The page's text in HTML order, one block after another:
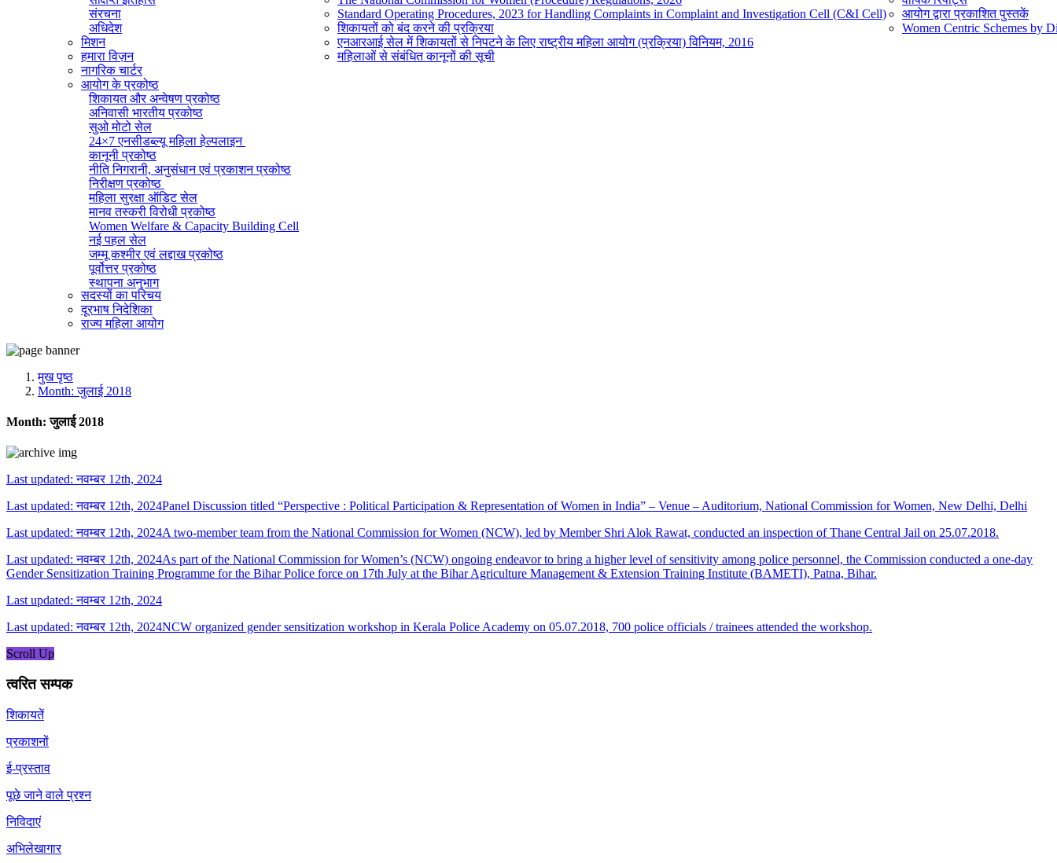
संरचना
अधिदेश
मिशन
हमारा विज़न
नागरिक चार्टर
आयोग के प्रकोष्ठ
शिकायत और अन्वेषण प्रकोष्ठ
अनिवासी भारतीय प्रकोष्ठ
सुओ मोटो सेल
24×7 एनसीडब्ल्यू महिला हेल्पलाइन
कानूनी प्रकोष्ठ
नीति निगरानी, ​​अनुसंधान एवं प्रकाशन प्रकोष्ठ
निरीक्षण प्रकोष्ठ
महिला सुरक्षा ऑडिट सेल
मानव तस्करी विरोधी प्रकोष्ठ
Women Welfare & Capacity Building Cell
नई पहल सेल
जम्मू कश्मीर एवं लद्दाख प्रकोष्ठ
पूर्वोत्तर प्रकोष्ठ
स्थापना अनुभाग
व्यवस्थापक अनुभाग (सामान्य)
सूचना का अधिकार प्रकोष्ठ
राजभाषा प्रकोष्ठ
डिजिटल शक्ति केंद्र
सदस्यों का परिचय
दूरभाष निदेशिका
राज्य महिला आयोग
Standard Operating Procedures, 2023 for Handling Complaints in Complaint and Investigation Cell (C&I Cell)
शिकायतों को बंद करने की प्रक्रिया
एनआरआई सेल में शिकायतों से निपटने के लिए राष्ट्रीय महिला आयोग (प्रक्रिया) विनियम, 2016
महिलाओं से संबंधित कानूनों की सूची
आयोग द्वारा प्रकाशित पुस्तकें
Women Centric Schemes by
मुख पृष्ठ
Month:जुलाई 2018
Month:जुलाई 2018
Last updated: नवम्बर 12th, 2024
Last updated: नवम्बर 12th, 2024Panel Discussion titled “Perspective : Political Participation & Representation of Women in India” – Venue – Auditorium, National Commission for Women, New Delhi, Delhi
Last updated: नवम्बर 12th, 2024A two-member team from the National Commission for Women (NCW), led by Member Shri Alok Rawat, conducted an inspection of Thane Central Jail on 25.07.2018.
Last updated: नवम्बर 12th, 2024As part of the National Commission for Women’s (NCW) ongoing endeavor to bring a higher level of sensitivity among police personnel, the Commission conducted a one-day
Gender Sensitization Training Programme for the Bihar Police force on 17th July at the Bihar Agriculture Management & Extension Training Institute (BAMETI), Patna, Bihar.
Last updated: नवम्बर 12th, 2024
Last updated: नवम्बर 12th, 2024NCW organized gender sensitization workshop in Kerala Police Academy on 05.07.2018, 700 police officials / trainees attended the workshop.
Scroll Up
त्वरित सम्पक
शिकायतें
प्रकाशनों
ई-प्रस्ताव
पूछे जाने वाले प्रश्न
निविदाएं
अभिलेखागार